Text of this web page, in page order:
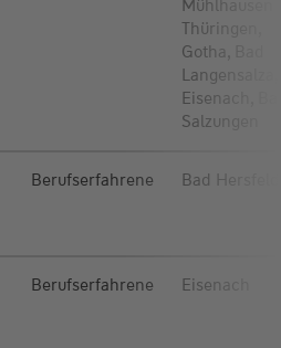
Mühlhausen
Thüringen,
Gotha, Bad
Langensalza,
Eisenach,
Salzungen
Berufserfahrene Bad Hersfeld
Berufserfahrene Eisenach